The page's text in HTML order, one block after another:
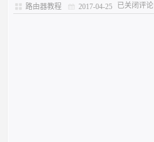
路由器教程 2017-04-25 已关闭评论